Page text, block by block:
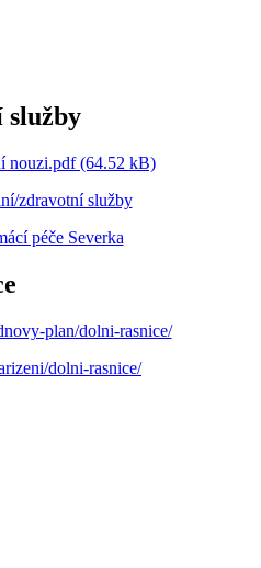
služby
nouzi.pdf (64.52 kB)
zdravotní služby
péče Severka
plan/dolni-rasnice/
dolni-rasnice/